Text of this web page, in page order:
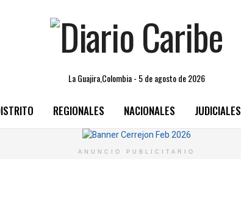
La Guajira,Colombia - 5 de agosto de 2026
REGIONALES NACIONALES JUDICIALES
ANUNCIO PUBLICITARIO